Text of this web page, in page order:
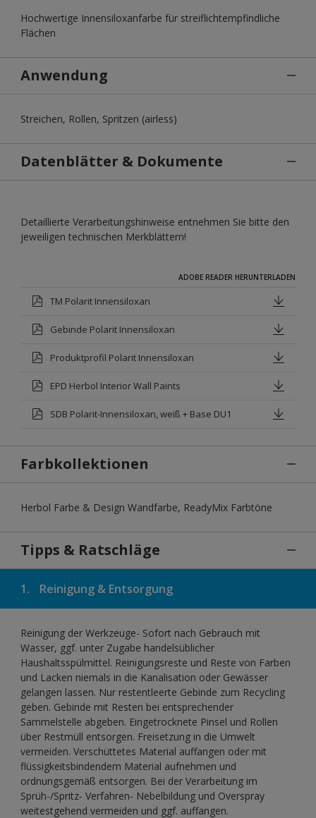
Hochwertige Innensiloxanfarbe für streiflichtempfindliche
Flächen
Anwendung
Streichen, Rollen, Spritzen (airless)
Datenblätter & Dokumente
Detaillierte Verarbeitungshinweise entnehmen Sie bitte den
jeweiligen technischen Merkblättern!
ADOBE READER HERUNTERLADEN
TM Polarit Innensiloxan
Gebinde Polarit Innensiloxan
Produktprofil Polarit Innensiloxan
EPD Herbol Interior Wall Paints
SDB Polarit-Innensiloxan, weiß + Base DU1
Farbkollektionen
Herbol Farbe & Design Wandfarbe, ReadyMix Farbtöne
Tipps & Ratschläge
1. Reinigung & Entsorgung
Reinigung der Werkzeuge- Sofort nach Gebrauch mit
Wasser, ggf. unter Zugabe handelsüblicher
Haushaltsspülmittel. Reinigungsreste und Reste von Farben
und Lacken niemals in die Kanalisation oder Gewässer
gelangen lassen. Nur restentleerte Gebinde zum Recycling
geben. Gebinde mit Resten bei entsprechender
Sammelstelle abgeben. Eingetrocknete Pinsel und Rollen
über Restmüll entsorgen. Freisetzung in die Umwelt
vermeiden. Verschüttetes Material auffangen oder mit
flüssigkeitsbindendem Material aufnehmen und
ordnungsgemäß entsorgen. Bei der Verarbeitung im
Sprüh-/Spritz- Verfahren- Nebelbildung und Overspray
weitestgehend vermeiden und ggf. auffangen.